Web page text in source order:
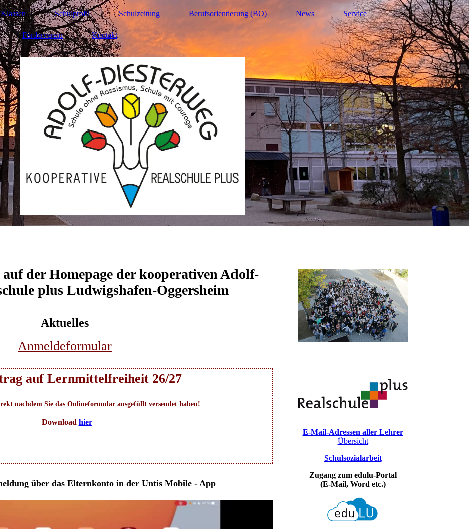
Klassen Schulprofil Schulzeitung Berufsorientierung (BO) News Service
Förderverein Kontakt
der Homepage der kooperativen Adolf-
plus Ludwigshafen-Oggersheim
Aktuelles
Anmeldeformular
auf Lernmittelfreiheit 26/27
nachdem Sie das Onlineformular ausgefüllt versendet haben!
Download hier
über das Elternkonto in der Untis Mobile - App
E-Mail-Adressen aller Lehrer
Übersicht
Schulsozialarbeit
Zugang zum edulu-Portal
(E-Mail, Word etc.)